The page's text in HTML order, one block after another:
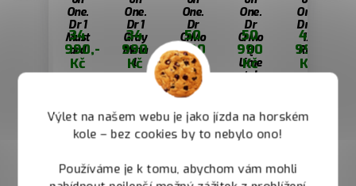
Výlet na našem webu je jako jízda na horském
kole – bez cookies by to nebylo ono!
Používáme je k tomu, abychom vám mohli
One.
Dr 1
Must
ard
34
990,-
Kč
CHCI
One.
Dr 1
Gray
Meta
l
34
990
Kč
CHCI
One.
Dr
CrMo
Q
Blac
k
Meta
l
50
990
Kč
TO
CHCI
One.
Dr
CrMo
Q
Lime
tal
50
990
Kč
CHCI
One.
Dr Q
1X
Red
43
990
Kč
CHCI